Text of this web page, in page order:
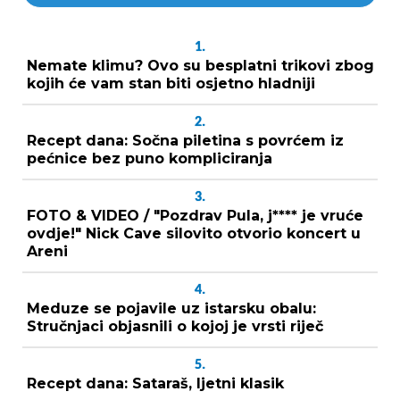
1.
Nemate klimu? Ovo su besplatni trikovi zbog
kojih će vam stan biti osjetno hladniji
2.
Recept dana: Sočna piletina s povrćem iz
pećnice bez puno kompliciranja
3.
FOTO & VIDEO / "Pozdrav Pula, j**** je vruće
ovdje!" Nick Cave silovito otvorio koncert u
Areni
4.
Meduze se pojavile uz istarsku obalu:
Stručnjaci objasnili o kojoj je vrsti riječ
5.
Recept dana: Sataraš, ljetni klasik